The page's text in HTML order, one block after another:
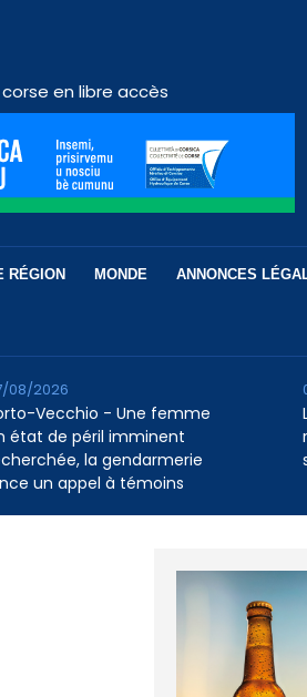
corse en libre accès
RÉGION MONDE ANNONCES
Vecchio - Une femme
état de péril imminent
la gendarmerie
un appel à témoins
08/2026